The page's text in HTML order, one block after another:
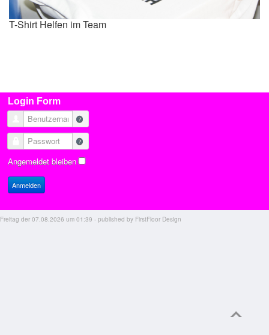
T-Shirt Helfen im Team
Login Form
Benutzername
Passwort
Angemeldet bleiben
Anmelden
Freitag der 07.08.2026 um 01:39 - published by FirstFloor Design